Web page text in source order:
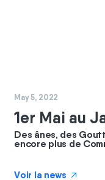
#commun
May 5, 2022
1er Mai au
Des ânes, des
encore plus de
Voir la news ↗